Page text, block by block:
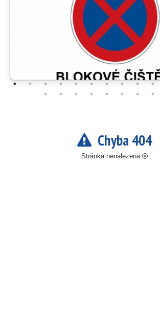
Chyba 404
Stránka nenalezena